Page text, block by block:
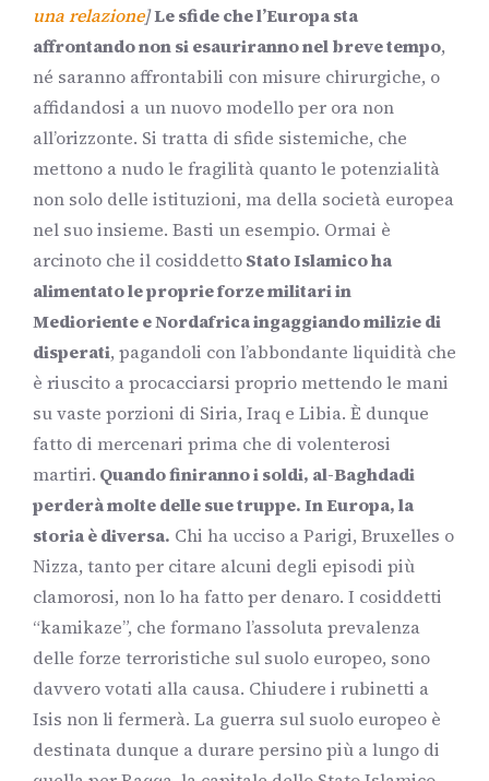
una relazione]Le sfide che l’Europa sta
affrontando non si esauriranno nel breve tempo,
né saranno affrontabili con misure chirurgiche, o
affidandosi a un nuovo modello per ora non
all’orizzonte. Si tratta di sfide sistemiche, che
mettono a nudo le fragilità quanto le potenzialità
non solo delle istituzioni, ma della società europea
nel suo insieme. Basti un esempio. Ormai è
arcinoto che il cosiddettoStato Islamico ha
alimentato le proprie forze militari in
Medioriente e Nordafrica ingaggiando milizie di
disperati, pagandoli con l’abbondante liquidità che
è riuscito a procacciarsi proprio mettendo le mani
su vaste porzioni di Siria, Iraq e Libia. È dunque
fatto di mercenari prima che di volenterosi
martiri. Quando finiranno i soldi, al-Baghdadi
perderà molte delle sue truppe. In Europa, la
storia è diversa. Chi ha ucciso a Parigi, Bruxelles o
Nizza, tanto per citare alcuni degli episodi più
clamorosi, non lo ha fatto per denaro. I cosiddetti
“kamikaze”, che formano l’assoluta prevalenza
delle forze terroristiche sul suolo europeo, sono
davvero votati alla causa. Chiudere i rubinetti a
Isis non li fermerà. La guerra sul suolo europeo è
destinata dunque a durare persino più a lungo di